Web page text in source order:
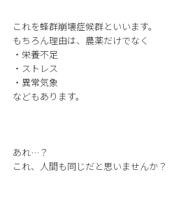
これを蜂群崩壊症候群といいます。
もちろん理由は、農薬だけでなく
・栄養不足
・ストレス
・異常気象
などもあります。
あれ…？
これ、人間も同じだと思いませんか？